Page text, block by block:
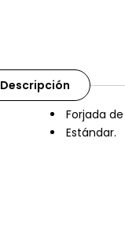
Descripción
Forjada
Estándar.